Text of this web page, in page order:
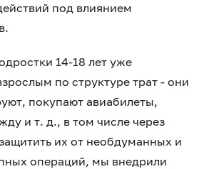
под влиянием
14-18 лет уже
по структуре трат - они
покупают авиабилеты,
и т. д., в том числе через
их от необдуманных и
операций, мы внедрили